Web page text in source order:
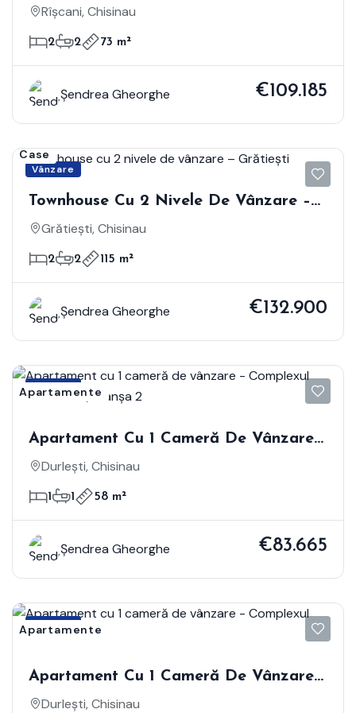
Complexul Smart Home, Rîșcani
Rîșcani, Chisinau
2 2 73 m²
Șendrea Gheorghe €109.185
Vânzare
Case
Townhouse Cu 2 Nivele De Vânzare –
Grătiești
Grătiești, Chisinau
2 2 115 m²
Șendrea Gheorghe €132.900
Vânzare
Apartamente
Apartament Cu 1 Cameră De Vânzare -
Complexul Colina Verde, Tranșa 2
Durlești, Chisinau
1 1 58 m²
Șendrea Gheorghe €83.665
Vânzare
Apartamente
Apartament Cu 1 Cameră De Vânzare -
Complexul Colina Verde
Durlești, Chisinau